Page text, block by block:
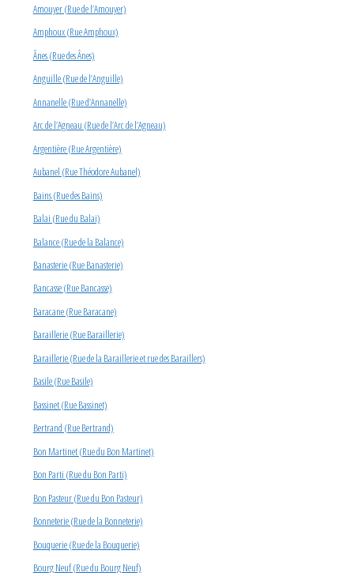
Amouyer (Rue de l’Amouyer)
Amphoux (Rue Amphoux)
Ânes (Rue des Ânes)
Anguille (Rue de l’Anguille)
Annanelle (Rue d’Annanelle)
Arc de l’Agneau (Rue de l’Arc de l’Agneau)
Argentière (Rue Argentière)
Aubanel (Rue Théodore Aubanel)
Bains (Rue des Bains)
Balai (Rue du Balai)
Balance (Rue de la Balance)
Banasterie (Rue Banasterie)
Bancasse (Rue Bancasse)
Baracane (Rue Baracane)
Baraillerie (Rue Baraillerie)
Baraillerie (Rue de la Baraillerie et rue des Baraillers)
Basile (Rue Basile)
Bassinet (Rue Bassinet)
Bertrand (Rue Bertrand)
Bon Martinet (Rue du Bon Martinet)
Bon Parti (Rue du Bon Parti)
Bon Pasteur (Rue du Bon Pasteur)
Bonneterie (Rue de la Bonneterie)
Bouquerie (Rue de la Bouquerie)
Bourg Neuf (Rue du Bourg Neuf)